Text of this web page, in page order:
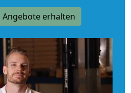
Angebote erhalten